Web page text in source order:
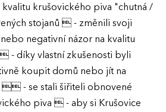
krušovického piva "chutná /
stojanů  - změnili svoji
negativní názor na kvalitu
- díky vlastní zkušenosti byli
koupit domů nebo jít na
 - se stali šiřiteli obnovené
piva  - aby si Krušovice